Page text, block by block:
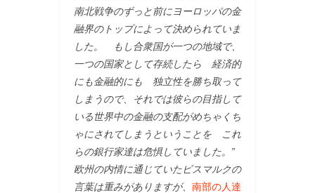
南北戦争のずっと前にヨーロッパの金
融界のトップによって決められていま
した。 もし合衆国が一つの地域で、
一つの国家として存続したら 経済的
にも金融的にも 独立性を勝ち取って
しまうので、それでは彼らの目指して
いる世界中の金融の支配がめちゃくち
ゃにされてしまうということを これ
らの銀行家達は危惧していました。”
欧州の内情に通じていたビスマルクの
言葉は重みがありますが、 南部の人達